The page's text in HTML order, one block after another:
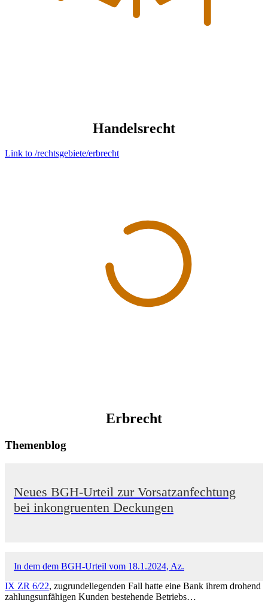
Handelsrecht
Link to /rechtsgebiete/erbrecht
Erbrecht
Themenblog
Neues BGH-Urteil zur Vorsatzanfechtung
bei inkongruenten Deckungen
In dem dem BGH-Urteil vom 18.1.2024, Az.
IX ZR 6/22, zugrundeliegenden Fall hatte eine Bank ihrem drohend
zahlungsunfähigen Kunden bestehende Betriebs…